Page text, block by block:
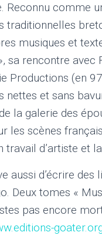
Reconnu comme
traditionnelles
musiques et
sa rencontre avec
Productions (en
nettes et sans
la galerie des
les scènes
travail d’artiste et
aussi d’écrire
Deux tomes «
pas encore